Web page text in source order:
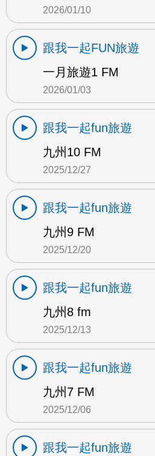
2026/01/10
跟我一起FUN旅遊
一月旅遊1 FM
2026/01/03
跟我一起fun旅遊
九州10 FM
2025/12/27
跟我一起fun旅遊
九州9 FM
2025/12/20
跟我一起fun旅遊
九州8 fm
2025/12/13
跟我一起fun旅遊
九州7 FM
2025/12/06
跟我一起fun旅遊